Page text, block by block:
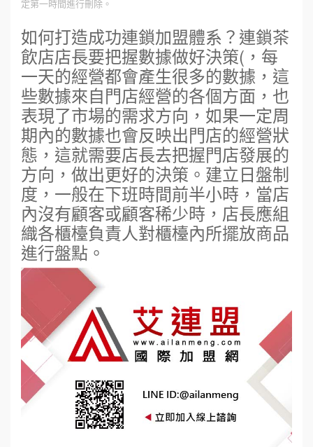
定第一時間進行刪除。
如何打造成功連鎖加盟體系？連鎖茶
飲店店長要把握數據做好決策(，每
一天的經營都會產生很多的數據，這
些數據來自門店經營的各個方面，也
表現了市場的需求方向，如果一定周
期內的數據也會反映出門店的經營狀
態，這就需要店長去把握門店發展的
方向，做出更好的決策。建立日盤制
度，一般在下班時間前半小時，當店
內沒有顧客或顧客稀少時，店長應組
織各櫃檯負責人對櫃檯內所擺放商品
進行盤點。